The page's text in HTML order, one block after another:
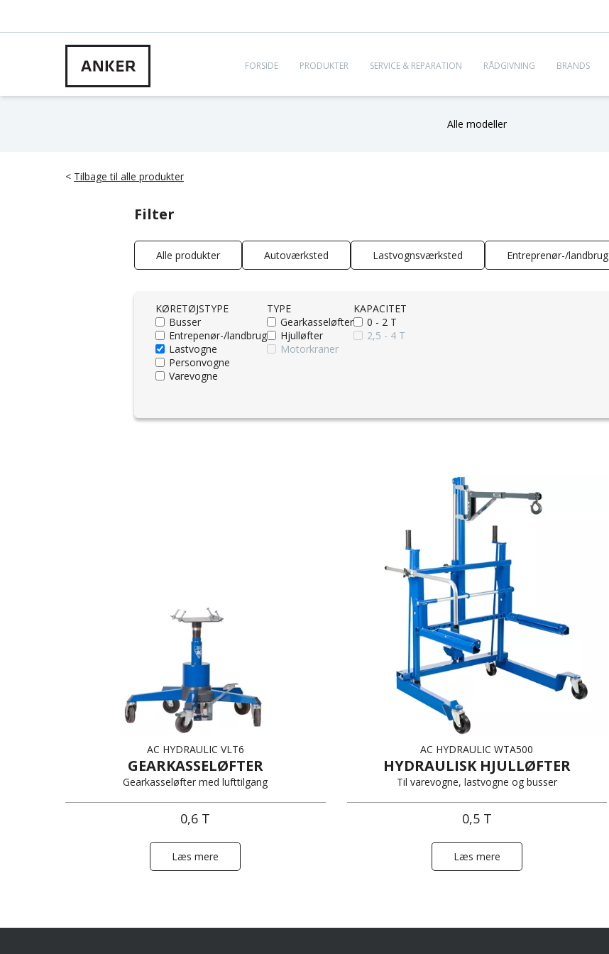
FORSIDE PRODUKTER SERVICE & REPARATION RÅDGIVNING BRANDS
Alle modeller
< Tilbage til alle produkter
Filter
Alle produkter Autoværksted Lastvognsværksted Entreprenør-/landbrug
KØRETØJSTYPE
Busser
Entrepenør-/landbrug
Lastvogne
Personvogne
Varevogne
TYPE
Gearkasseløfter
Hjulløfter
Motorkraner
KAPACITET
0 - 2 T
2,5 - 4 T
AC HYDRAULIC VLT6
GEARKASSELØFTER
Gearkasseløfter med lufttilgang
0,6 T
Læs mere
AC HYDRAULIC WTA500
HYDRAULISK HJULLØFTER
Til varevogne, lastvogne og busser
0,5 T
Læs mere